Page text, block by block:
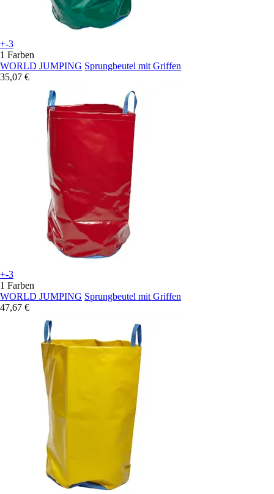
+-3
1 Farben
WORLD JUMPING Sprungbeutel mit Griffen
35,07 €
+-3
1 Farben
WORLD JUMPING Sprungbeutel mit Griffen
47,67 €